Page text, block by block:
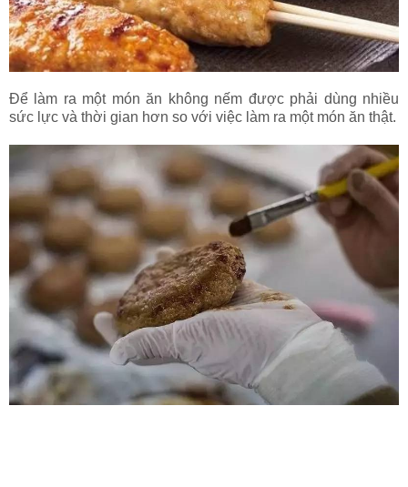
Để làm ra một món ăn không nếm được phải dùng nhiều
sức lực và thời gian hơn so với việc làm ra một món ăn thật.